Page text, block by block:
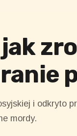
i odkryto
mordy.